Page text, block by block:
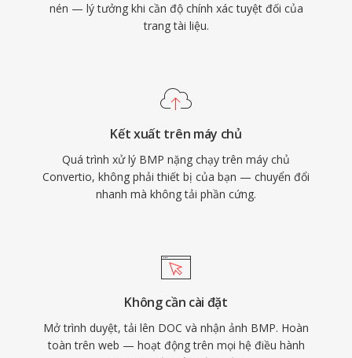
nén — lý tưởng khi cần độ chính xác tuyệt đối của
trang tài liệu.
Kết xuất trên máy chủ
Quá trình xử lý BMP nặng chạy trên máy chủ
Convertio, không phải thiết bị của bạn — chuyển đổi
nhanh mà không tải phần cứng.
Không cần cài đặt
Mở trình duyệt, tải lên DOC và nhận ảnh BMP. Hoàn
toàn trên web — hoạt động trên mọi hệ điều hành